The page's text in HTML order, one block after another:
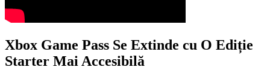
Xbox Game Pass Se Extinde cu O Ediție
Starter Mai Accesibilă